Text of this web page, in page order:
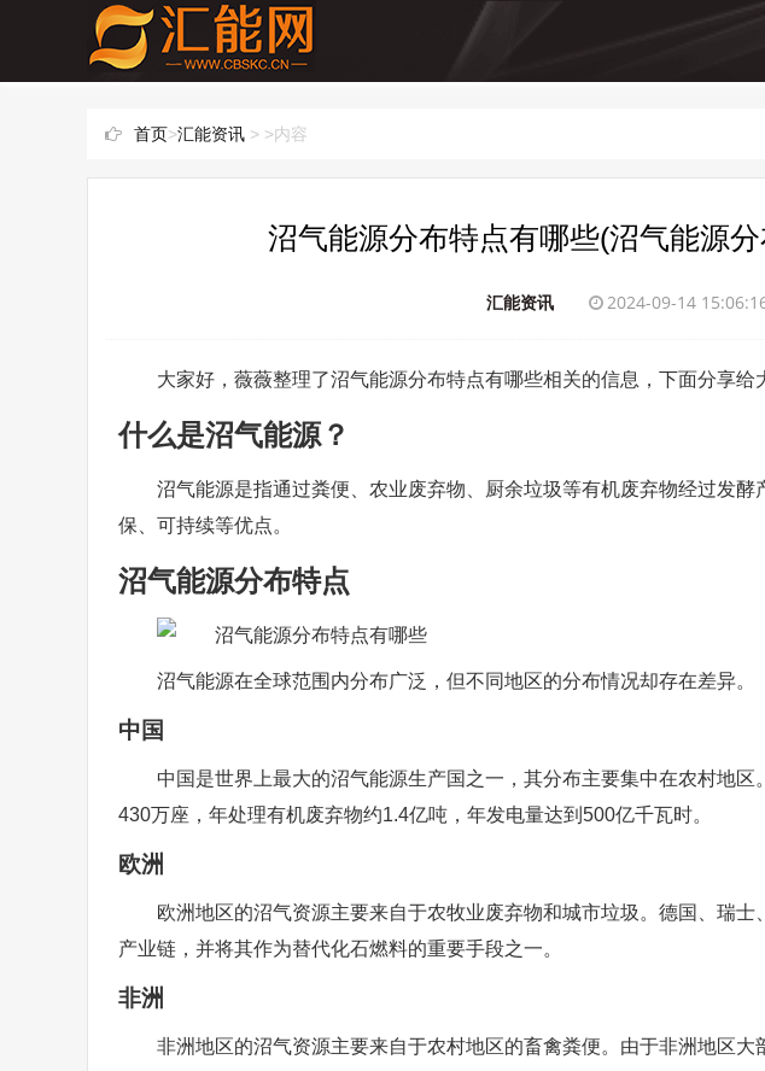
首页>汇能资讯 > >内容
沼气能源分布特点有哪些(沼气能源
汇能资讯 2024-09-14
大家好，薇薇整理了沼气能源分布特点有哪些相关的信息，下面分享给
什么是沼气能源？
沼气能源是指通过粪便、农业废弃物、厨余垃圾等有机废弃物经过发
保、可持续等优点。
沼气能源分布特点
沼气能源在全球范围内分布广泛，但不同地区的分布情况却存在差异。
中国
中国是世界上最大的沼气能源生产国之一，其分布主要集中在农村地
430万座，年处理有机废弃物约1.4亿吨，年发电量达到500亿千瓦时。
欧洲
欧洲地区的沼气资源主要来自于农牧业废弃物和城市垃圾。德国、瑞
产业链，并将其作为替代化石燃料的重要手段之一。
非洲
非洲地区的沼气资源主要来自于农村地区的畜禽粪便。由于非洲地区